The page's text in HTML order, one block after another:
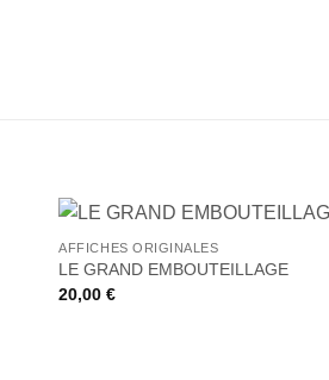
Ajouter
à la liste
+
AFFICHES ORIGINALES
LE GRAND EMBOUTEILLAGE
20,00€